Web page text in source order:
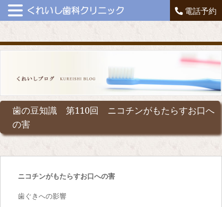
電話予約
歯の豆知識 第110回 ニコチンがもたらすお口へ
の害
ニコチンがもたらすお口への害
歯ぐきへの影響